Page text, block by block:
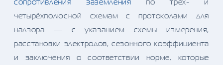
четырёхполюсной схемам с протоколами для
надзора — с указанием схемы измерения,
расстановки электродов, сезонного коэффициента
и заключения о соответствии норме, которые